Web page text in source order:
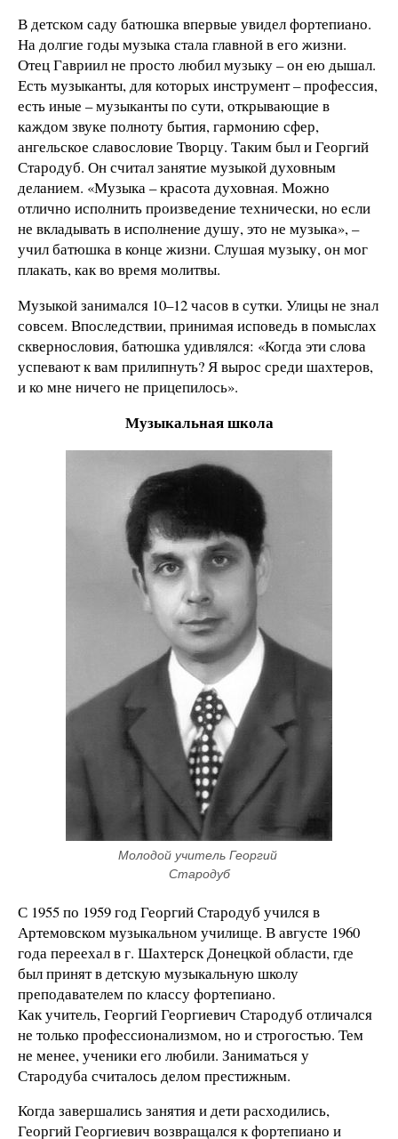
В детском саду батюшка впервые увидел фортепиано.
На долгие годы музыка стала главной в его жизни.
Отец Гавриил не просто любил музыку – он ею дышал.
Есть музыканты, для которых инструмент – профессия,
есть иные – музыканты по сути, открывающие в
каждом звуке полноту бытия, гармонию сфер,
ангельское славословие Творцу. Таким был и Георгий
Стародуб. Он считал занятие музыкой духовным
деланием. «Музыка – красота духовная. Можно
отлично исполнить произведение технически, но если
не вкладывать в исполнение душу, это не музыка», –
учил батюшка в конце жизни. Слушая музыку, он мог
плакать, как во время молитвы.
Музыкой занимался 10–12 часов в сутки. Улицы не знал
совсем. Впоследствии, принимая исповедь в помыслах
сквернословия, батюшка удивлялся: «Когда эти слова
успевают к вам прилипнуть? Я вырос среди шахтеров,
и ко мне ничего не прицепилось».
Музыкальная школа
Молодой учитель Георгий
Стародуб
С 1955 по 1959 год Георгий Стародуб учился в
Артемовском музыкальном училище. В августе 1960
года переехал в г. Шахтерск Донецкой области, где
был принят в детскую музыкальную школу
преподавателем по классу фортепиано.
Как учитель, Георгий Георгиевич Стародуб отличался
не только профессионализмом, но и строгостью. Тем
не менее, ученики его любили. Заниматься у
Стародуба считалось делом престижным.
Когда завершались занятия и дети расходились,
Георгий Георгиевич возвращался к фортепиано и